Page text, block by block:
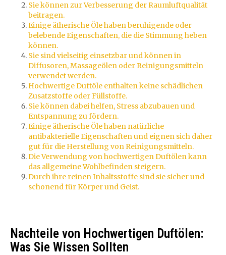
Sie können zur Verbesserung der Raumluftqualität
beitragen.
Einige ätherische Öle haben beruhigende oder
belebende Eigenschaften, die die Stimmung heben
können.
Sie sind vielseitig einsetzbar und können in
Diffusoren, Massageölen oder Reinigungsmitteln
verwendet werden.
Hochwertige Duftöle enthalten keine schädlichen
Zusatzstoffe oder Füllstoffe.
Sie können dabei helfen, Stress abzubauen und
Entspannung zu fördern.
Einige ätherische Öle haben natürliche
antibakterielle Eigenschaften und eignen sich daher
gut für die Herstellung von Reinigungsmitteln.
Die Verwendung von hochwertigen Duftölen kann
das allgemeine Wohlbefinden steigern.
Durch ihre reinen Inhaltsstoffe sind sie sicher und
schonend für Körper und Geist.
Nachteile von Hochwertigen Duftölen:
Was Sie Wissen Sollten